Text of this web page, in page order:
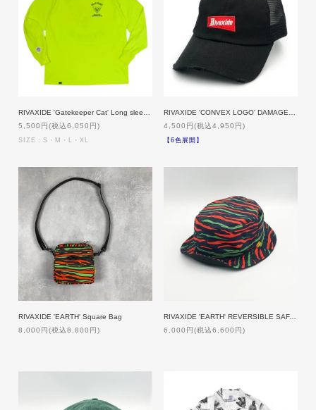
5,500円(税込6,050円)
SIZE：S・M・L・XL
4,500円(税込4,950円)
【6色展開】
RIVAXIDE 'EARTH' Square Bag
8,000円(税込8,800円)
RIVAXIDE 'EARTH' REVERSIBLE SAFARI HAT [LOW]
6,000円(税込6,600円)